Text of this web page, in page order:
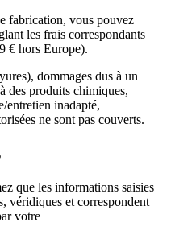
fabrication, vous pouvez
les frais correspondants
€ hors Europe).
dommages dus à un
des produits chimiques,
entretien inadapté,
ne sont pas couverts.
que les informations saisies
véridiques et correspondent
votre